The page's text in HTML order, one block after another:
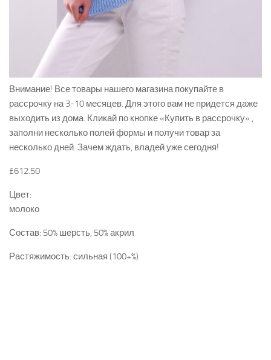
Внимание! Все товары нашего магазина покупайте в
рассрочку на 3-10 месяцев. Для этого вам не придется даже
выходить из дома. Кликай по кнопке «Купить в рассрочку» ,
заполни несколько полей формы и получи товар за
несколько дней. Зачем ждать, владей уже сегодня!
£612.50
Цвет:
молоко
Состав: 50% шерсть, 50% акрил
Растяжимость: сильная (100+%)